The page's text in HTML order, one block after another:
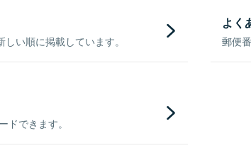
い順に掲載しています。
よく
郵便
できます。